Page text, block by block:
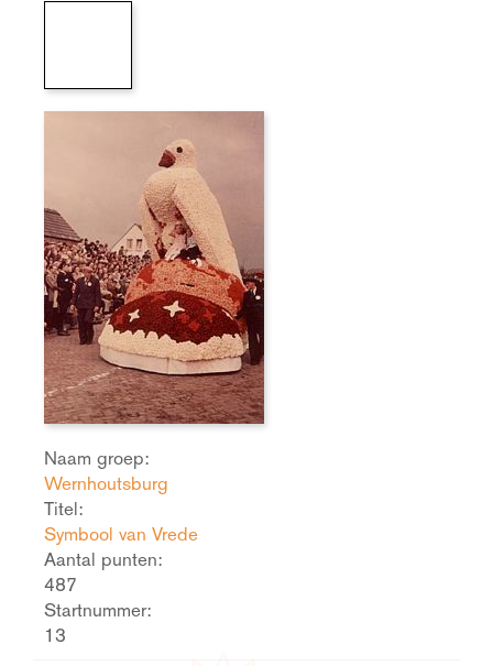
Naam groep:
Wernhoutsburg
Titel:
Symbool van Vrede
Aantal punten:
487
Startnummer:
13